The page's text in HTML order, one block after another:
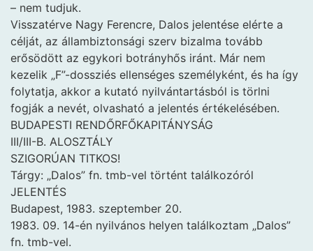
– nem tudjuk.
Visszatérve Nagy Ferencre, Dalos jelentése elérte a
célját, az állambiztonsági szerv bizalma tovább
erősödött az egykori botrányhős iránt. Már nem
kezelik „F”-dossziés ellenséges személyként, és ha így
folytatja, akkor a kutató nyilvántartásból is törlni
fogják a nevét, olvasható a jelentés értékelésében.
BUDAPESTI RENDŐRFŐKAPITÁNYSÁG
III/III-B. ALOSZTÁLY
SZIGORÚAN TITKOS!
Tárgy: „Dalos” fn. tmb-vel történt találkozóról
JELENTÉS
Budapest, 1983. szeptember 20.
1983. 09. 14-én nyilvános helyen találkoztam „Dalos”
fn. tmb-vel.